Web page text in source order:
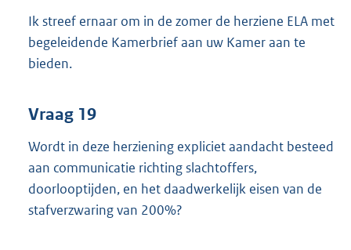
Ik streef ernaar om in de zomer de herziene ELA met
begeleidende Kamerbrief aan uw Kamer aan te
bieden.
Vraag 19
Wordt in deze herziening expliciet aandacht besteed
aan communicatie richting slachtoffers,
doorlooptijden, en het daadwerkelijk eisen van de
stafverzwaring van 200%?